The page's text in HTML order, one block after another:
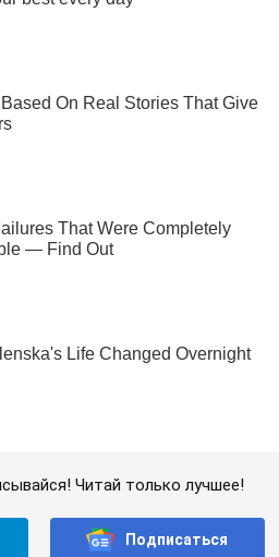
Читай только лучшее!
Подписаться